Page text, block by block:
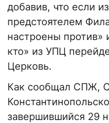
добавив, что если
предстоятелем
настроены против»
кто» из УПЦ
Церковь.
Как сообщал СПЖ,
завершившийся 29